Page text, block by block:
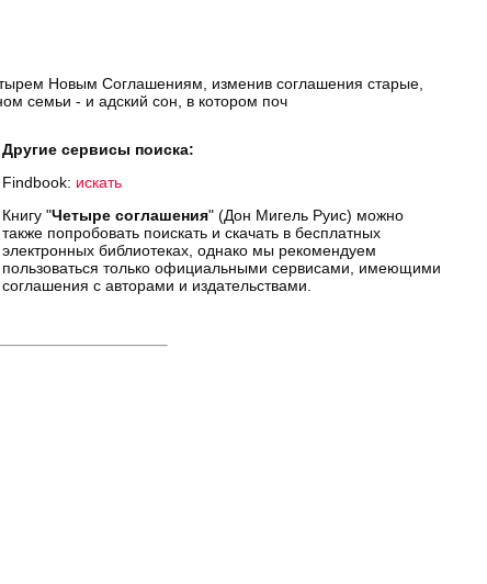
Новым Соглашениям, изменив соглашения старые,
семьи - и адский сон, в котором поч
Другие сервисы поиска:
Findbook: искать
Книгу "Четыре соглашения" (Дон Мигель Руис) можно
также попробовать поискать и скачать в бесплатных
электронных библиотеках, однако мы рекомендуем
пользоваться только официальными сервисами, имеющими
соглашения с авторами и издательствами.